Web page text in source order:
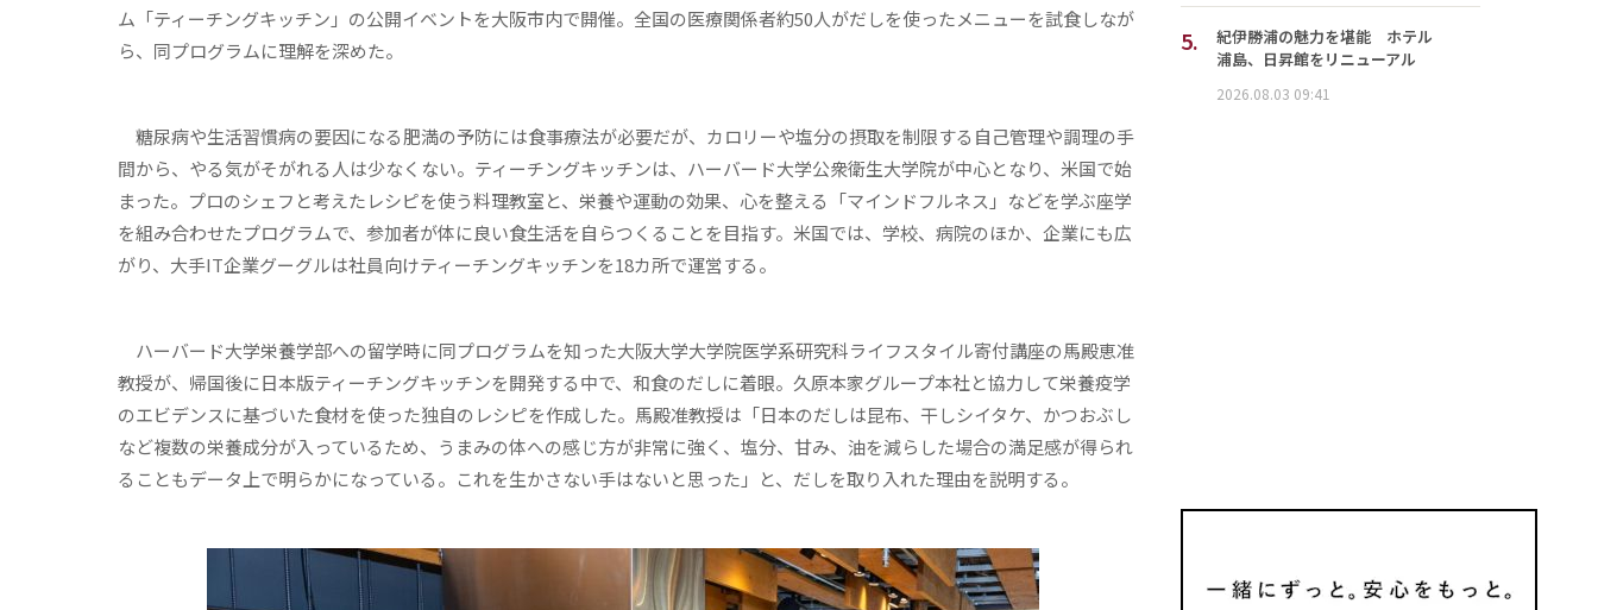
ム「ティーチングキッチン」の公開イベントを大阪市内で開催。全国の医療関係者約50人がだしを使ったメニューを試食しなが
ら、同プログラムに理解を深めた。
糖尿病や生活習慣病の要因になる肥満の予防には食事療法が必要だが、カロリーや塩分の摂取を制限する自己管理や調理の手
間から、やる気がそがれる人は少なくない。ティーチングキッチンは、ハーバード大学公衆衛生大学院が中心となり、米国で始
まった。プロのシェフと考えたレシピを使う料理教室と、栄養や運動の効果、心を整える「マインドフルネス」などを学ぶ座学
を組み合わせたプログラムで、参加者が体に良い食生活を自らつくることを目指す。米国では、学校、病院のほか、企業にも広
がり、大手IT企業グーグルは社員向けティーチングキッチンを18カ所で運営する。
ハーバード大学栄養学部への留学時に同プログラムを知った大阪大学大学院医学系研究科ライフスタイル寄付講座の馬殿恵准
教授が、帰国後に日本版ティーチングキッチンを開発する中で、和食のだしに着眼。久原本家グループ本社と協力して栄養疫学
のエビデンスに基づいた食材を使った独自のレシピを作成した。馬殿准教授は「日本のだしは昆布、干しシイタケ、かつおぶし
など複数の栄養成分が入っているため、うまみの体への感じ方が非常に強く、塩分、甘み、油を減らした場合の満足感が得られ
ることもデータ上で明らかになっている。これを生かさない手はないと思った」と、だしを取り入れた理由を説明する。
5.
紀伊勝浦の魅力を堪能 ホテル
浦島、日昇館をリニューアル
2026.08.03 09:41